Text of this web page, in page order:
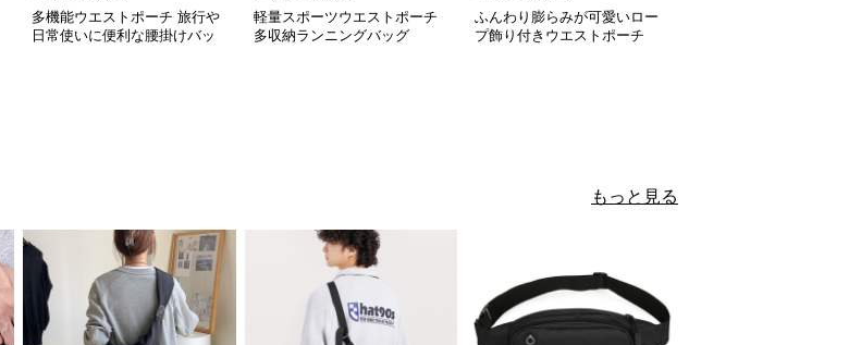
多機能ウエストポーチ 旅行や
日常使いに便利な腰掛けバッ
軽量スポーツウエストポーチ
多収納ランニングバッグ
ふんわり膨らみが可愛いロー
プ飾り付きウエストポーチ
もっと見る